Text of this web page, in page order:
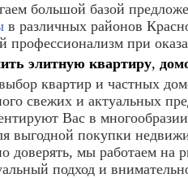
большой базой
в различных районов
профессионализм при
элитную квартиру,
квартир и частных
свежих и актуальных
Вас в
выгодной покупки
доверять, мы работаем на
подход и